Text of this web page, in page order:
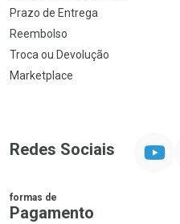
Prazo de Entrega
Reembolso
Troca ou Devolução
Marketplace
Redes Sociais
formas de
Pagamento